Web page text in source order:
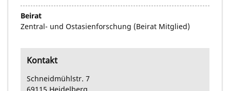
Beirat
Zentral- und Ostasienforschung (Beirat Mitglied)
Kontakt
Schneidmühlstr. 7